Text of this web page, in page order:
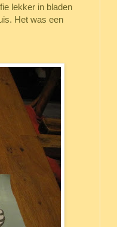
lekker in bladen
Het was een